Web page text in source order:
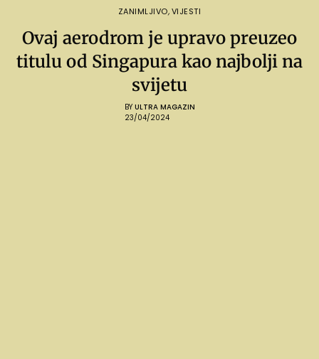
ZANIMLJIVO,VIJESTI
Ovaj aerodrom je upravo preuzeo
titulu od Singapura kao najbolji na
svijetu
BY ULTRA MAGAZIN
23/04/2024